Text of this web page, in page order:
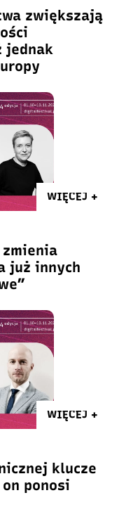
zwiększają
jednak
WIĘCEJ +
już innych
WIĘCEJ +
klucze
ponosi